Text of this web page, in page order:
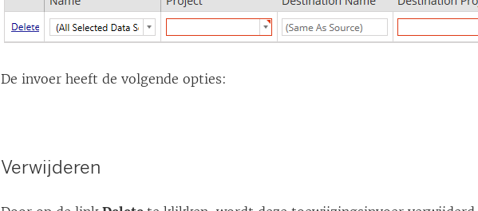
De invoer heeft de volgende opties:
Verwijderen